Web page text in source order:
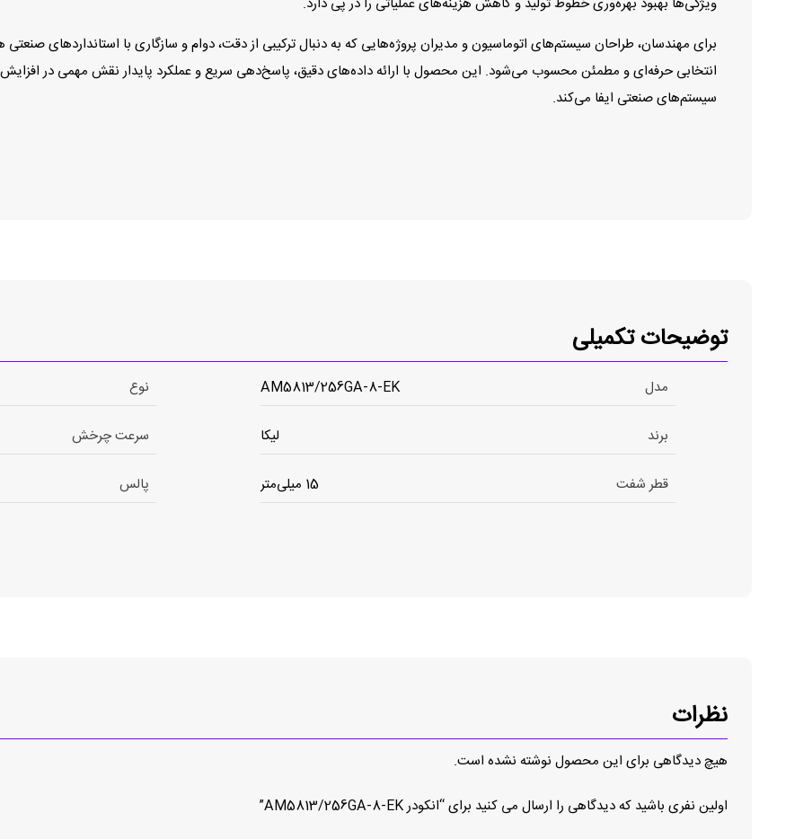
انتخابی حرفه‌ای و مطمئن محسوب می‌شود. این محصول با ارائه داده‌های دقیق، پاسخ‌دهی سریع و عملکرد پایدار نقش مهمی در افزایش
سیستم‌های صنعتی ایفا می‌کند.
توضیحات تکمیلی
مدل AM5813/256GA-8-EK نوع
برند لیکا سرعت چرخش
قطر شفت 15 میلی‌متر پالس
نظرات
هیچ دیدگاهی برای این محصول نوشته نشده است.
اولین نفری باشید که دیدگاهی را ارسال می کنید برای “انکودر AM5813/256GA-8-EK”